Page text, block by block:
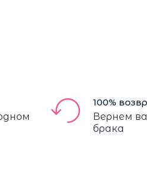
100%
Вернем
брака